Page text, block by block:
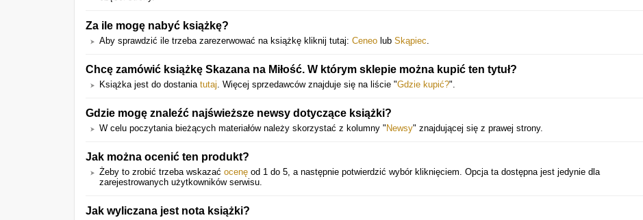
Za ile mogę nabyć książkę?
Aby sprawdzić ile trzeba zarezerwować na książkę kliknij tutaj: Ceneo lub Skąpiec.
Chcę zamówić książkę Skazana na Miłość. W którym sklepie można kupić ten tytuł?
Książka jest do dostania tutaj. Więcej sprzedawców znajduje się na liście "Gdzie kupić?".
Gdzie mogę znaleźć najświeższe newsy dotyczące książki?
W celu poczytania bieżących materiałów należy skorzystać z kolumny " Newsy" znajdującej się z prawej strony.
Jak można ocenić ten produkt?
Żeby to zrobić trzeba wskazać ocenę od 1 do 5, a następnie potwierdzić wybór kliknięciem. Opcja ta dostępna jest jedynie dla
zarejestrowanych użytkowników serwisu.
Jak wyliczana jest nota książki?